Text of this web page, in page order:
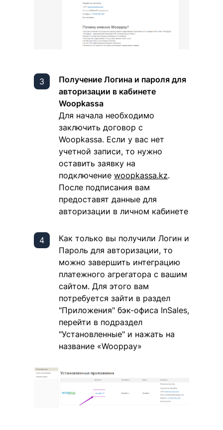
Получение Логина и пароля для
авторизации в кабинете
Woopkassa
Для начала необходимо
заключить договор с
Woopkassa. Если у вас нет
учетной записи, то нужно
оставить заявку на
подключение woopkassa.kz.
После подписания вам
предоставят данные для
авторизации в личном кабинете
Как только вы получили Логин и
Пароль для авторизации, то
можно завершить интеграцию
платежного агрегатора с вашим
сайтом. Для этого вам
потребуется зайти в раздел
"Приложения" бэк-офиса InSales,
перейти в подраздел
"Установленные" и нажать на
название «Wooppay»